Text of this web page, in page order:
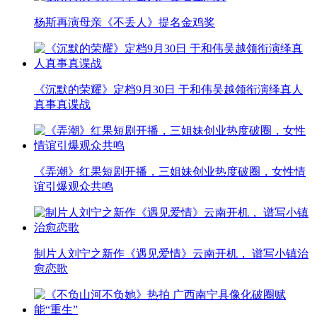
杨斯再演母亲《不丢人》提名金鸡奖
《沉默的荣耀》定档9月30日 于和伟吴越领衔演绎真人
真事真谍战
《弄潮》红果短剧开播，三姐妹创业热度破圈，女性情
谊引爆观众共鸣
制片人刘宁之新作《遇见爱情》云南开机， 谱写小镇治
愈恋歌